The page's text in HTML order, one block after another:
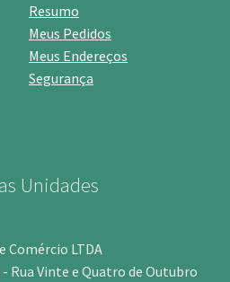
Resumo
Meus Pedidos
Meus Endereços
Segurança
Unidades
Comércio LTDA
- Rua Vinte e Quatro de Outubro